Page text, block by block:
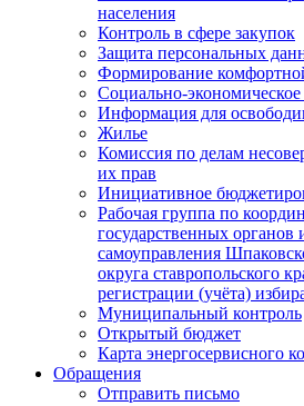
населения
Контроль в сфере закупок
Защита персональных
Формирование
Социально-экономическое
Информация для
Жилье
Комиссия по делам
их прав
Инициативное
Рабочая группа по
государственных органов
самоуправления
округа ставропольского
регистрации (учёта)
Муниципальный контроль
Открытый бюджет
Карта энергосервисного
Обращения
Отправить письмо